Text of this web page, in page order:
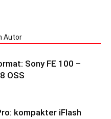
Autor
Sony FE 100 –
OSS
kompakter iFlash